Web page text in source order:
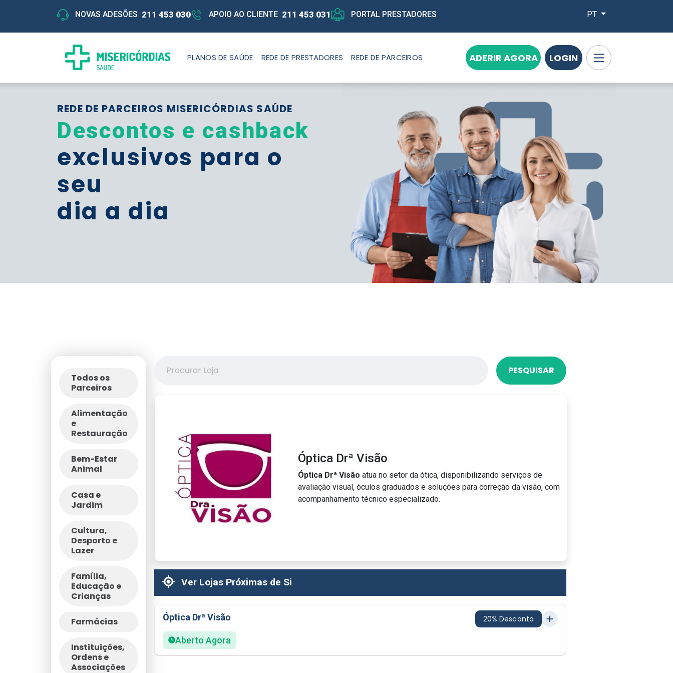
NOVAS ADESÕES 211 453 030 APOIO AO CLIENTE 211 453 031 PORTAL PRESTADORES PT
PLANOS DE SAÚDE REDE DE PRESTADORES REDE DE PARCEIROS ADERIR AGORA LOGIN
REDE DE PARCEIROS MISERICÓRDIAS SAÚDE
Descontos e cashback
exclusivos para o
seu
dia a dia
Todos os
Parceiros
Alimentação
e
Restauração
Bem-Estar
Animal
Casa e
Jardim
Cultura,
Desporto e
Lazer
Família,
Educação e
Crianças
Farmácias
Instituições,
Ordens e
Associações
PESQUISAR
Óptica Drª Visão
Óptica Drª Visão atua no setor da ótica, disponibilizando serviços de
avaliação visual, óculos graduados e soluções para correção da visão, com
acompanhamento técnico especializado.
Ver Lojas Próximas de Si
Óptica Drª Visão 20% Desconto
Aberto Agora